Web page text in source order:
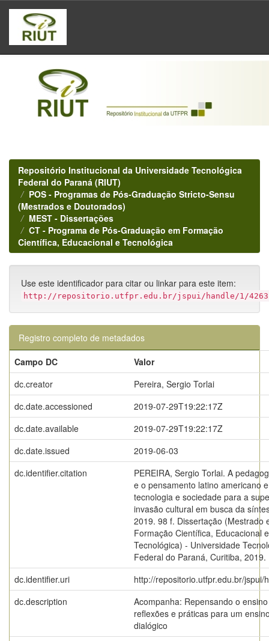
Skip
navigation
Repositório Institucional da Universidade Tecnológica
Federal do Paraná (RIUT)
POS - Programas de Pós-Graduação Stricto-Sensu
(Mestrados e Doutorados)
MEST - Dissertações
CT - Programa de Pós-Graduação em Formação
Científica, Educacional e Tecnológica
Use este identificador para citar ou linkar para este item:
http://repositorio.utfpr.edu.br/jspui/handle/1/4263
Registro completo de metadados
Campo DC
Valor
dc.creator
Pereira, Sergio Torlai
dc.date.accessioned
2019-07-29T19:22:17Z
dc.date.available
2019-07-29T19:22:17Z
dc.date.issued
2019-06-03
dc.identifier.citation
PEREIRA, Sergio Torlai. A
e o pensamento latino americano
tecnologia e sociedade para a
invasão cultural em busca da
2019. 98 f. Dissertação (Mestrado
Formação Científica, Educacional e
Tecnológica) - Universidade
Federal do Paraná, Curitiba, 2019.
dc.identifier.uri
http://repositorio.utfpr.edu.br/jspui/
dc.description
Acompanha: Repensando o
reflexões e práticas para um
dialógico